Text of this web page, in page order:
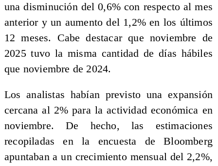
una disminución del 0,6% con respecto al mes
anterior y un aumento del 1,2% en los últimos
12 meses. Cabe destacar que noviembre de
2025 tuvo la misma cantidad de días hábiles
que noviembre de 2024.
Los analistas habían previsto una expansión
cercana al 2% para la actividad económica en
noviembre. De hecho, las estimaciones
recopiladas en la encuesta de Bloomberg
apuntaban a un crecimiento mensual del 2,2%,